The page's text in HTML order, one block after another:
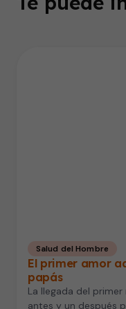
Salud del Hombre
El primer amor
papás
La llegada del
antes y un después